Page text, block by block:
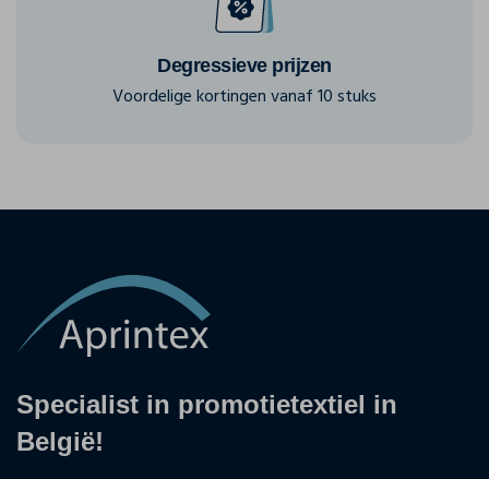
Degressieve prijzen
Voordelige kortingen vanaf 10 stuks
Specialist in promotietextiel in
België!